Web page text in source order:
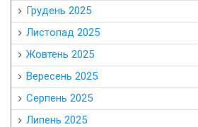
Грудень 2025
Листопад 2025
Жовтень 2025
Вересень 2025
Серпень 2025
Липень 2025